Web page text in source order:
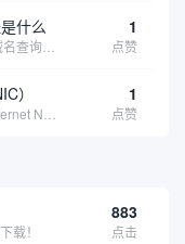
什么 1
点赞
） 1
点赞
载！
883
点击